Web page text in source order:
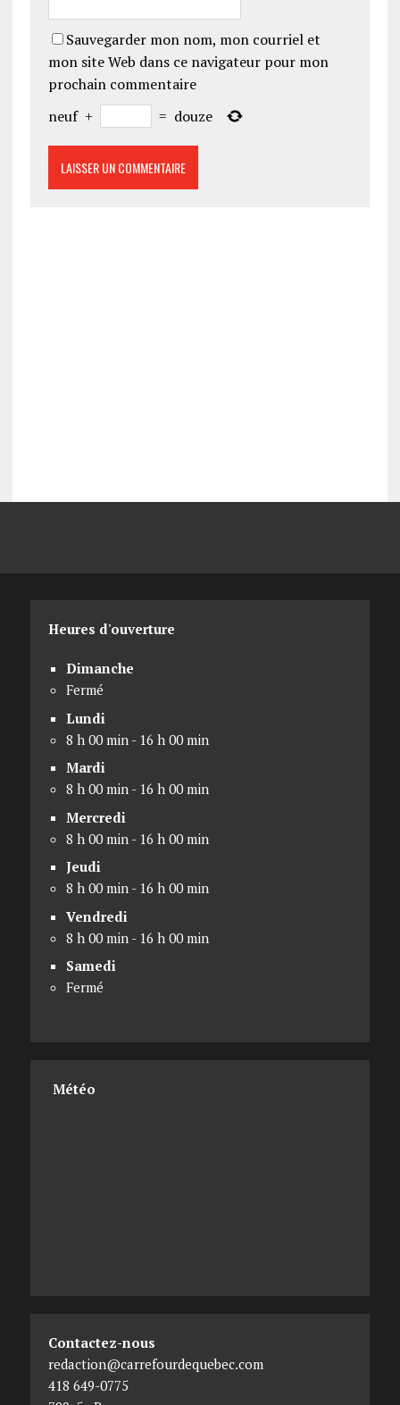
Sauvegarder mon nom, mon courriel et
mon site Web dans ce navigateur pour mon
prochain commentaire
neuf + = douze
Heures d'ouverture
Dimanche
Fermé
Lundi
8 h 00 min - 16 h 00 min
Mardi
8 h 00 min - 16 h 00 min
Mercredi
8 h 00 min - 16 h 00 min
Jeudi
8 h 00 min - 16 h 00 min
Vendredi
8 h 00 min - 16 h 00 min
Samedi
Fermé
Météo
Contactez-nous
redaction@carrefourdequebec.com
418 649-0775